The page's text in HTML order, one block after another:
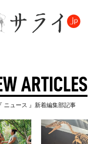
ARTICLES
『 ニュース 』新着編集部記事